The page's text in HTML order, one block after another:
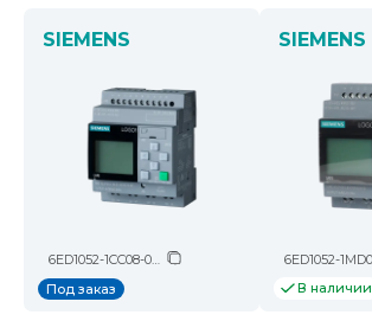
SIEMENS
6ED1052-1CC08-0BA2
Под заказ
SIEMENS
В наличии